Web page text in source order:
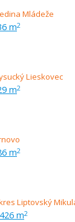
m2
m2
m2
m2